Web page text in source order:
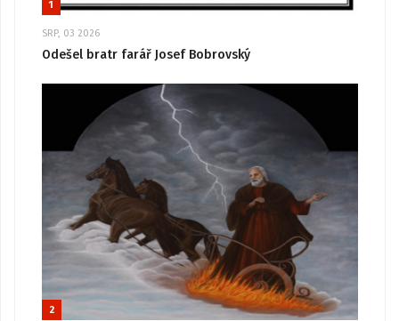
1
SRP, 03 2026
Odešel bratr farář Josef Bobrovský
2